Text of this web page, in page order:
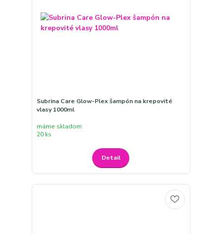
Subrina Care Glow-Plex šampón na krepovité
vlasy 1000ml
máme skladom
20 ks
Detail